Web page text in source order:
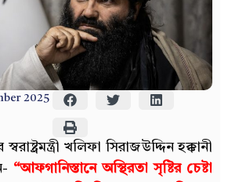
2025
খলিফা সিরাজউদ্দিন হক্কানী
“আফগানিস্তানে অস্থিরতা সৃষ্টির চেষ্টা